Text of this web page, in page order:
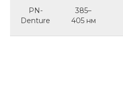
PN-
Denture
385–
405 нм